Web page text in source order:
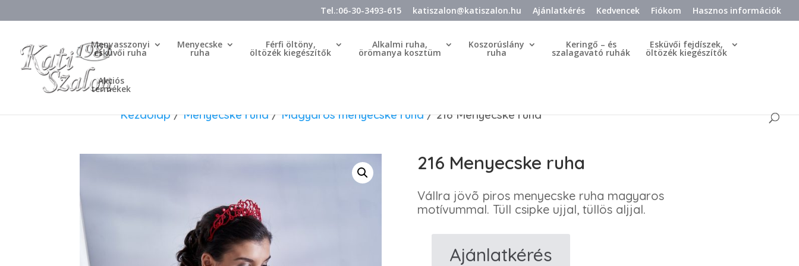
Tel.:06-30-3493-615 katiszalon@katiszalon.hu Ajánlatkérés Kedvencek Fiókom Hasznos információk
Menyasszonyi
esküvői ruha
Menyecske
ruha
Férfi öltöny,
öltözék kiegészítők
Alkalmi ruha,
örömanya kosztüm
Koszorúslány
ruha
Keringő – és
szalagavató ruhák
Esküvői fejdíszek,
öltözék kiegészítők
Akciós
termékek
Kezdőlap/Menyecske ruha/Magyaros menyecske ruha/ 216 Menyecske ruha
216 Menyecske ruha
Vállra jövõ piros menyecske ruha magyaros
motívummal. Tüll csipke ujjal, tüllös aljjal.
Ajánlatkérés